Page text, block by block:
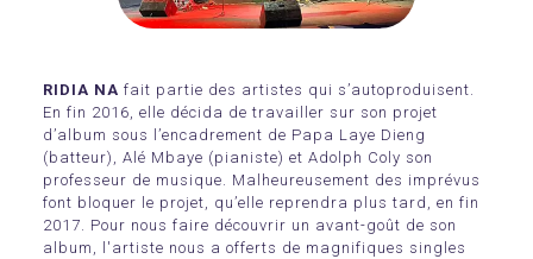
RIDIA NA fait partie des artistes qui s’autoproduisent.
En fin 2016, elle décida de travailler sur son projet
d’album sous l’encadrement de Papa Laye Dieng
(batteur), Alé Mbaye (pianiste) et Adolph Coly son
professeur de musique. Malheureusement des imprévus
font bloquer le projet, qu’elle reprendra plus tard, en fin
2017. Pour nous faire découvrir un avant-goût de son
album, l'artiste nous a offerts de magnifiques singles